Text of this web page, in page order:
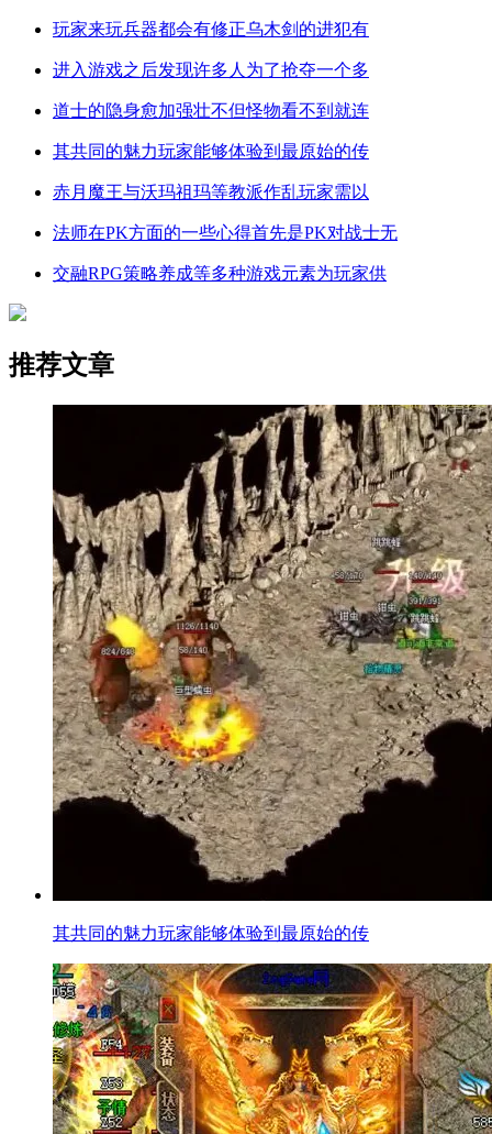
玩家来玩兵器都会有修正乌木剑的进犯有
进入游戏之后发现许多人为了抢夺一个多
道士的隐身愈加强壮不但怪物看不到就连
其共同的魅力玩家能够体验到最原始的传
赤月魔王与沃玛祖玛等教派作乱玩家需以
法师在PK方面的一些心得首先是PK对战士无
交融RPG策略养成等多种游戏元素为玩家供
推荐文章
其共同的魅力玩家能够体验到最原始的传